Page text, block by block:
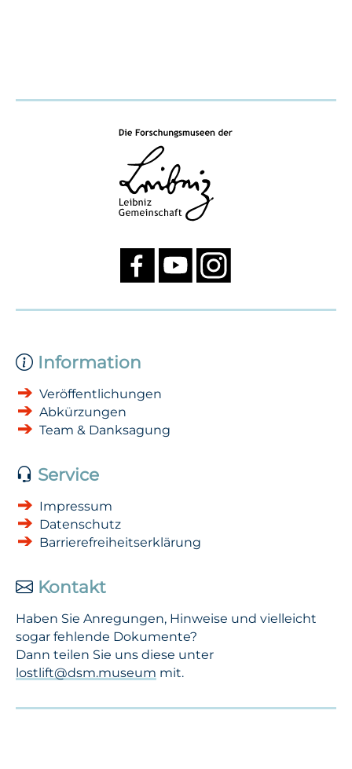
Information
Veröffentlichungen
Abkürzungen
Team & Danksagung
Service
Impressum
Datenschutz
Barrierefreiheitserklärung
Kontakt
Haben Sie Anregungen, Hinweise und vielleicht
sogar fehlende Dokumente?
Dann teilen Sie uns diese unter
lostlift@dsm.museum mit.